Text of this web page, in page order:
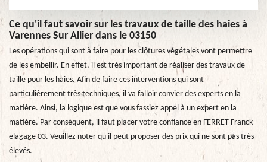
Ce qu'il faut savoir sur les travaux de taille des haies à
Varennes Sur Allier dans le 03150
Les opérations qui sont à faire pour les clôtures végétales vont permettre
de les embellir. En effet, il est très important de réaliser des travaux de
taille pour les haies. Afin de faire ces interventions qui sont
particulièrement très techniques, il va falloir convier des experts en la
matière. Ainsi, la logique est que vous fassiez appel à un expert en la
matière. Par conséquent, il faut placer votre confiance en FERRET Franck
elagage 03. Veuillez noter qu'il peut proposer des prix qui ne sont pas très
élevés.